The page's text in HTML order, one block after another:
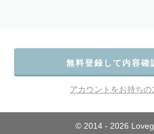
無料登録して内容確
アカウントをお持ちの
© 2014 - 2026